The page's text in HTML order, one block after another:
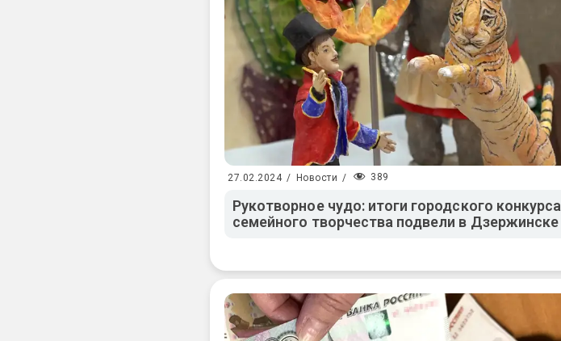
27.02.2024 / Новости / 389
Рукотворное чудо: итоги городского конкурса
семейного творчества подвели в Дзержинске